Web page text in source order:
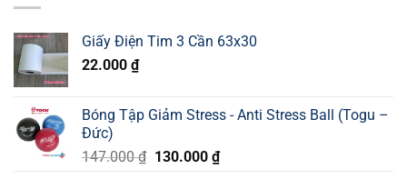
Giấy Điện Tim 3 Cần 63x30
22.000 ₫
Bóng Tập Giảm Stress - Anti Stress Ball (Togu –
Đức)
147.000₫ Giá
130.000 ₫Giá